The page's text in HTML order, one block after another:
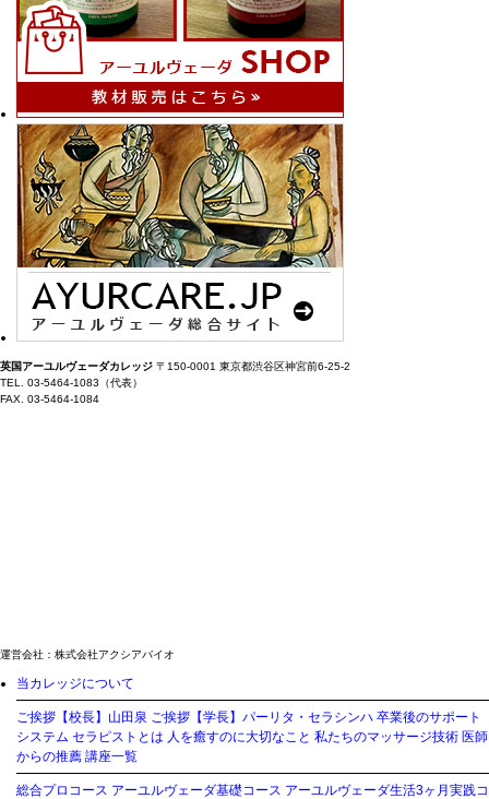
英国アーユルヴェーダカレッジ 〒150-0001 東京都渋谷区神宮前6-25-2
TEL. 03-5464-1083（代表）
FAX. 03-5464-1084
運営会社：株式会社アクシアバイオ
当カレッジについて
ご挨拶【校長】山田泉 ご挨拶【学長】パーリタ・セラシンハ 卒業後のサポート
システム セラピストとは 人を癒すのに大切なこと 私たちのマッサージ技術 医師
からの推薦 講座一覧
総合プロコース アーユルヴェーダ基礎コース アーユルヴェーダ生活3ヶ月実践コ